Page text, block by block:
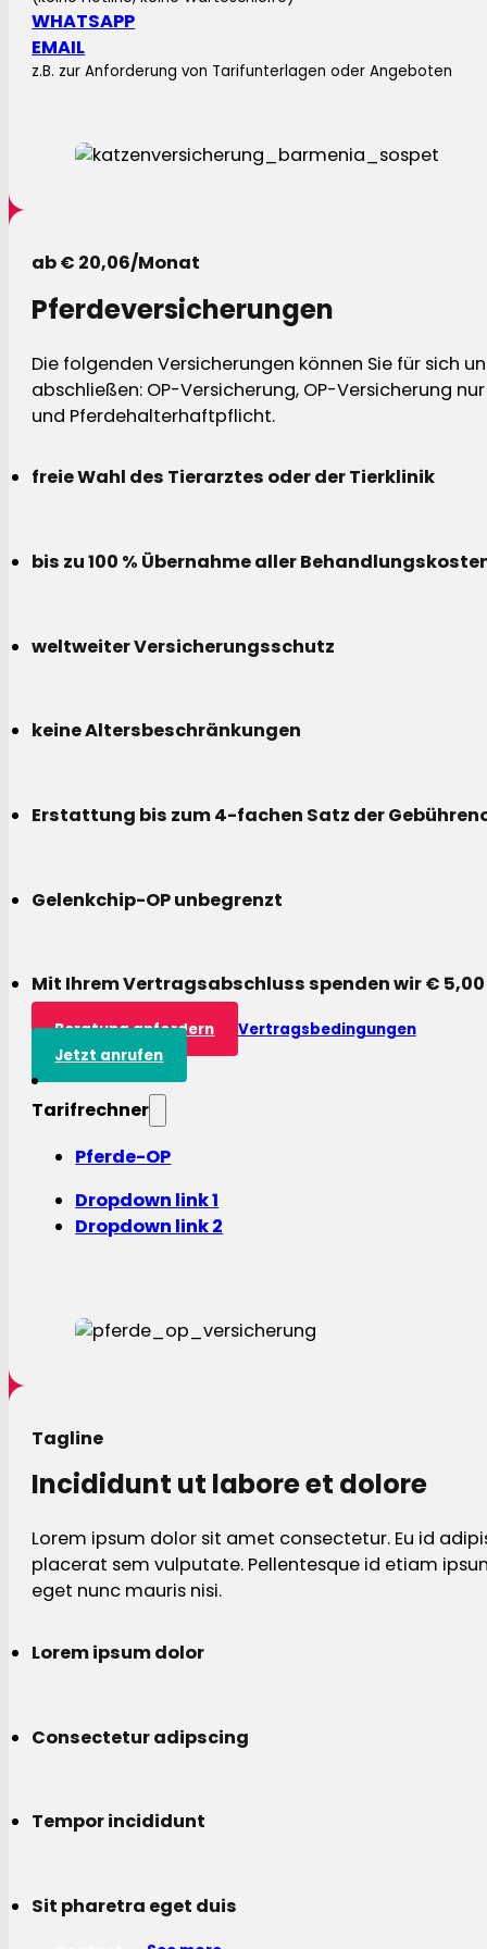
WHATSAPP
EMAIL
z.B. zur Anforderung von Tarifunterlagen oder Angeboten
ab € 20,06/Monat
Pferdeversicherungen
Die folgenden Versicherungen können Sie für sich
abschließen: OP-Versicherung, OP-Versicherung
und Pferdehalterhaftpflicht.
freie Wahl des Tierarztes oder der Tierklinik
bis zu 100 % Übernahme aller
weltweiter Versicherungsschutz
keine Altersbeschränkungen
Erstattung bis zum 4-fachen Satz der
Gelenkchip-OP unbegrenzt
Mit Ihrem Vertragsabschluss spenden wir €
Beratung anfordern
Vertragsbedingungen
Jetzt anrufen
Tarifrechner
Pferde-OP
Dropdown link 1
Dropdown link 2
Tagline
Incididunt ut labore et dolore
Lorem ipsum dolor sit amet consectetur. Eu id
placerat sem vulputate. Pellentesque id etiam
eget nunc mauris nisi.
Lorem ipsum dolor
Consectetur adipscing
Tempor incididunt
Sit pharetra eget duis